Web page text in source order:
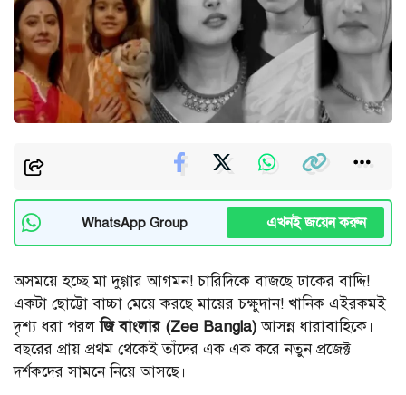
WhatsApp Group এখনই জয়েন করুন
অসময়ে হচ্ছে মা দুগ্গার আগমন! চারিদিকে বাজছে ঢাকের বাদ্দি!
একটা ছোট্টো বাচ্চা মেয়ে করছে মায়ের চক্ষুদান! খানিক এইরকমই
দৃশ্য ধরা পরলজি বাংলার (Zee Bangla)আসন্ন ধারাবাহিকে।
বছরের প্রায় প্রথম থেকেই তাঁদের এক এক করে নতুন প্রজেক্ট
দর্শকদের সামনে নিয়ে আসছে।